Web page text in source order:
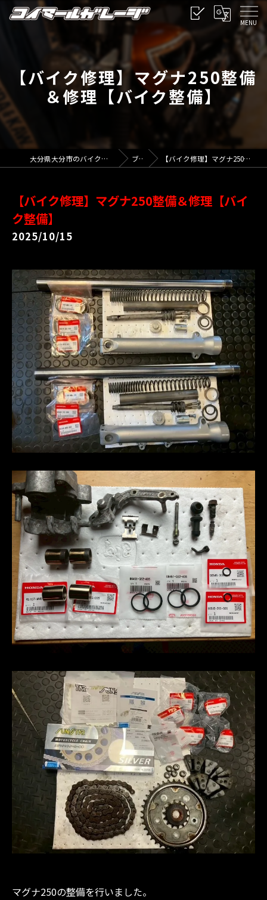
【バイク修理】マグナ250整備
＆修理【バイク整備】
大分県大分市のバイクならコイマールガレージ ブログ 【バイク修理】マグナ250整備＆修理【バイク整備】
【バイク修理】マグナ250整備＆修理【バイ
ク整備】
2025/10/15
マグナ250の整備を行いました。